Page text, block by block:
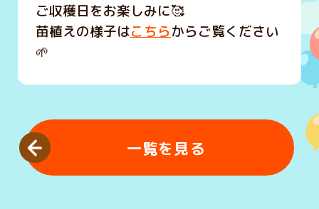
ご収穫日をお楽しみに🥰
苗植えの様子はこちらからご覧ください
🌱
一覧を見る